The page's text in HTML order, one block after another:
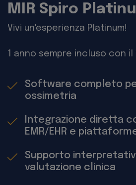
MIR Spiro
Vivi un'esperienza Platinum!
1 anno sempre incluso con
Software completo
ossimetria
Integrazione diretta
EMR/EHR e
Supporto
valutazione clinica